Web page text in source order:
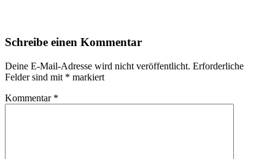
Schreibe einen Kommentar
Deine E-Mail-Adresse wird nicht veröffentlicht. Erforderliche
Felder sind mit * markiert
Kommentar *